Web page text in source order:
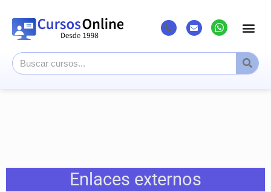
Enlaces externos